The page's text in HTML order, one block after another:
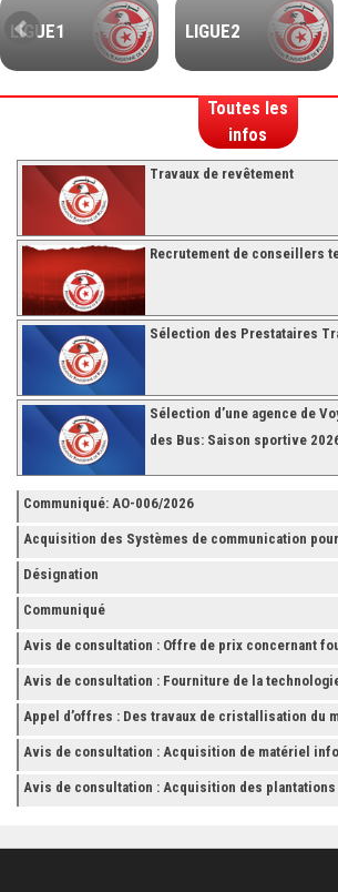
-Ligue I-
-Ligue II-
LIGUE1 LIGUE2
Toutes les
infos
Travaux de revêtement
Recrutement de conseillers
Sélection des Prestataires
Sélection d’une agence de
des Bus: Saison sportive
Communiqué: AO-006/2026
Acquisition des Systèmes de communication
Désignation
Communiqué
Avis de consultation : Offre de prix concernant
et finition de RAYONNAGES pour la Fédération
Avis de consultation : Fourniture de la
Appel d’offres : Des travaux de cristallisation du
des grès
Avis de consultation : Acquisition de matériel
Accessoires
Avis de consultation : Acquisition des plantations